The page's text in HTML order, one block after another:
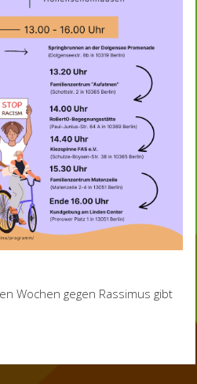
Wochen gegen Rassimus gibt